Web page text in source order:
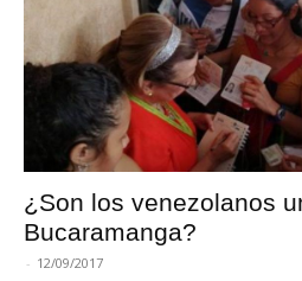
¿Son los venezolanos
Bucaramanga?
- 12/09/2017